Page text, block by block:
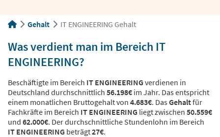
Gehalt IT ENGINEERING Gehalt
Was verdient man im Bereich IT
ENGINEERING?
Beschäftigte im Bereich IT ENGINEERING verdienen in
Deutschland durchschnittlich 56.198€ im Jahr. Das entspricht
einem monatlichen Bruttogehalt von 4.683€. DasGehaltfür
Fachkräfte im Bereich IT ENGINEERING liegt zwischen 50.559€
und 62.000€. Der durchschnittliche Stundenlohn im Bereich
IT ENGINEERING beträgt27€.